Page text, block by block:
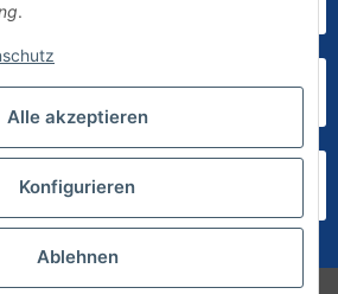
gesetzlicher USt., zzgl.Versand
.
Alle akzeptieren
Konfigurieren
Ablehnen